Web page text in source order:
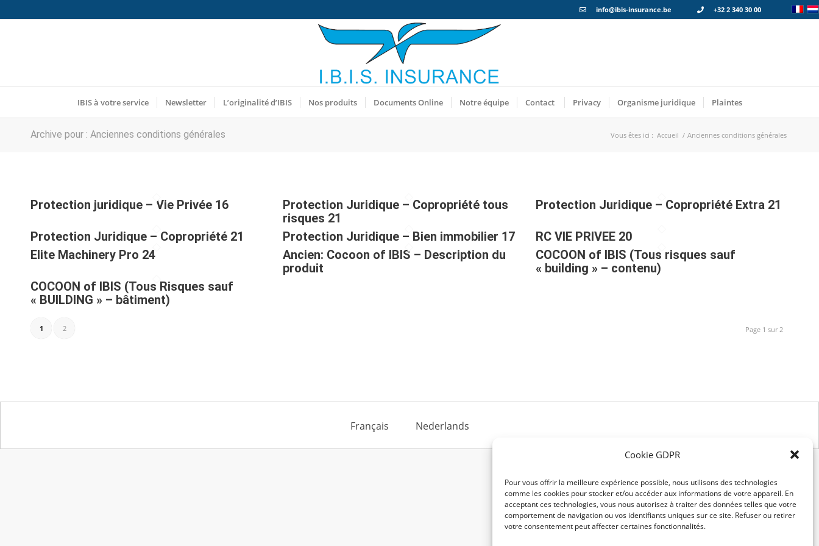
Cookie GDPR
Pour vous offrir la meilleure expérience possible, nous utilisons des technologies
comme les cookies pour stocker et/ou accéder aux informations de votre appareil. En
acceptant ces technologies, vous nous autorisez à traiter des données telles que votre
comportement de navigation ou vos identifiants uniques sur ce site. Refuser ou retirer
votre consentement peut affecter certaines fonctionnalités.
info@ibis-insurance.be +32 2 340 30 00
IBIS à votre service Newsletter L’originalité d’IBIS Nos produits Documents Online Notre équipe Contact Privacy Organisme juridique Plaintes
Archive pour : Anciennes conditions générales Vous êtes ici : Accueil / Anciennes conditions générales
Protection juridique – Vie Privée 16
Protection Juridique – Copropriété tous
risques 21
Protection Juridique – Copropriété Extra 21
Protection Juridique – Copropriété 21 Protection Juridique – Bien immobilier 17
RC VIE PRIVEE 20
Elite Machinery Pro 24
Ancien: Cocoon of IBIS – Description du
produit
COCOON of IBIS (Tous risques sauf
« building » – contenu)
COCOON of IBIS (Tous Risques sauf
« BUILDING » – bâtiment)
Page 1 sur 2
1 2
Français Nederlands